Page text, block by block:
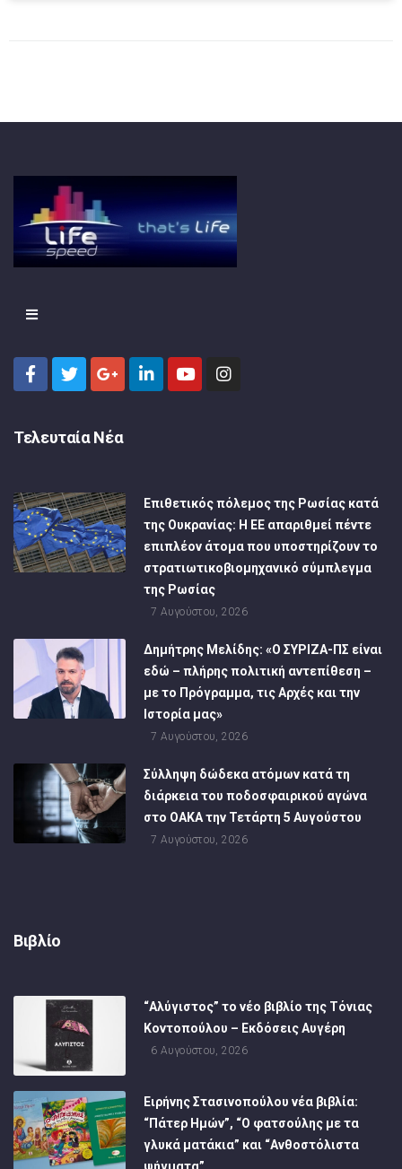
Τελευταία Νέα
Επιθετικός πόλεμος της Ρωσίας κατά
της Ουκρανίας: Η ΕΕ απαριθμεί πέντε
επιπλέον άτομα που υποστηρίζουν το
στρατιωτικοβιομηχανικό σύμπλεγμα
της Ρωσίας
7 Αυγούστου, 2026
Δημήτρης Μελίδης: «Ο ΣΥΡΙΖΑ-ΠΣ είναι
εδώ – πλήρης πολιτική αντεπίθεση –
με το Πρόγραμμα, τις Αρχές και την
Ιστορία μας»
7 Αυγούστου, 2026
Σύλληψη δώδεκα ατόμων κατά τη
διάρκεια του ποδοσφαιρικού αγώνα
στο ΟΑΚΑ την Τετάρτη 5 Αυγούστου
7 Αυγούστου, 2026
Βιβλίο
“Αλύγιστος” το νέο βιβλίο της Τόνιας
Κοντοπούλου – Εκδόσεις Αυγέρη
6 Αυγούστου, 2026
Ειρήνης Στασινοπούλου νέα βιβλία:
“Πάτερ Ημών”, “Ο φατσούλης με τα
γλυκά ματάκια” και “Ανθοστόλιστα